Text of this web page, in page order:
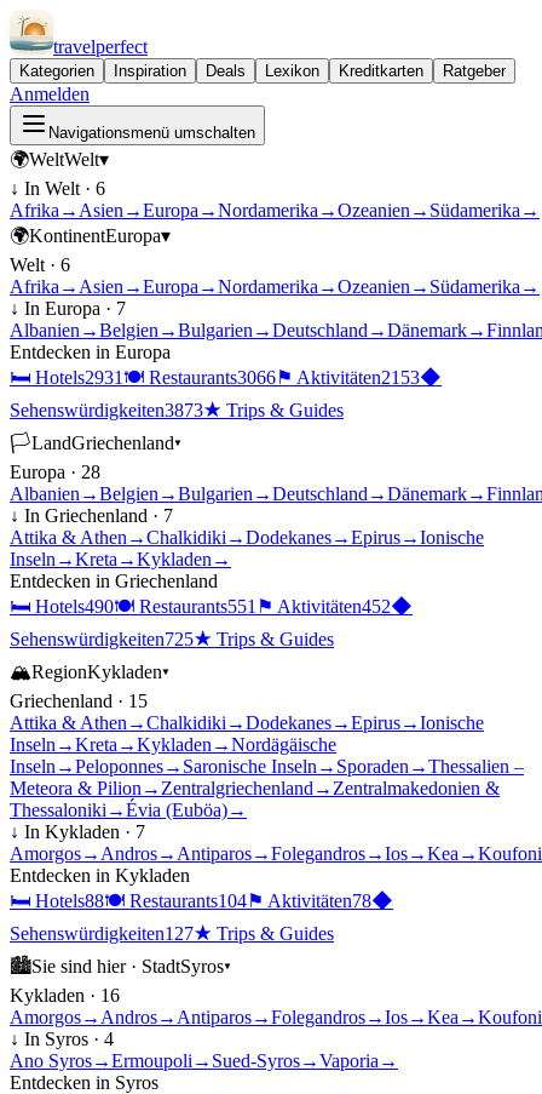
travelperfect
Kategorien Inspiration Deals Lexikon Kreditkarten Ratgeber
Anmelden
Navigationsmenü umschalten
🌍WeltWelt▾
↓ In Welt · 6
Afrika → Asien →Europa →Nordamerika →Ozeanien → Südamerika →
🌍KontinentEuropa▾
Welt · 6
Afrika → Asien →Europa →Nordamerika →Ozeanien → Südamerika →
↓ In Europa · 7
Albanien →Belgien →Bulgarien →Deutschland →Dänemark→
Entdecken in Europa
🛏 Hotels2931 🍽 Restaurants3066⚑ Aktivitäten2153◆
Sehenswürdigkeiten3873★ Trips & Guides
🏳LandGriechenland▾
Europa · 28
Albanien →Belgien →Bulgarien →Deutschland →Dänemark→
↓ In Griechenland · 7
Attika & Athen →Chalkidiki →Dodekanes→Epirus→Ionische
Inseln →Kreta →Kykladen →
Entdecken in Griechenland
🛏 Hotels490🍽 Restaurants551 ⚑ Aktivitäten452◆
Sehenswürdigkeiten725★ Trips & Guides
🏔RegionKykladen▾
Griechenland · 15
Attika & Athen →Chalkidiki →Dodekanes→Epirus→Ionische
Inseln →Kreta →Kykladen →Nordägäische
Inseln →Peloponnes→ Saronische Inseln → Sporaden →Thessalien –
Meteora & Pilion → Zentralgriechenland → Zentralmakedonien &
Thessaloniki →Évia (Euböa)→
↓ In Kykladen · 7
Amorgos→ Andros→ Antiparos→Folegandros→Ios→Kea →
Entdecken in Kykladen
🛏 Hotels88🍽 Restaurants104⚑ Aktivitäten78◆
Sehenswürdigkeiten127★ Trips & Guides
🏙Sie sind hier · StadtSyros▾
Kykladen · 16
Amorgos→ Andros→ Antiparos→Folegandros→Ios→Kea →
↓ In Syros · 4
Ano Syros→Ermoupoli → Sued-Syros→Vaporia →
Entdecken in Syros